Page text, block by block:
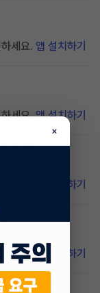
세요. 앱 설치하기
하세요.앱 설치하기
세요. 앱 설치하기
하세요.앱 설치하기
×